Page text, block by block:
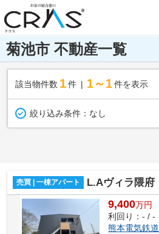
菊池市 不動産一覧
該当物件数 1件 1～1 件を表示
絞り込み条件： なし
売買 | 一棟アパート L.Aヴィラ隈府
9,400万円
利回り：- / -
熊本電気鉄道